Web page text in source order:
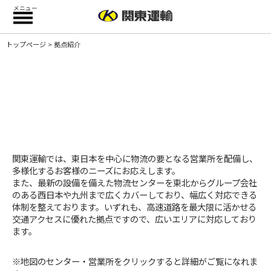
メニュー
トップページ > 拠点紹介
関東運輸では、東日本を中心に物流の要となる営業所を配備し、
多様化するお客様のニーズにお応えします。
また、最新の設備を備えた物流センターを東北からグループ会社
のある西日本や九州まで広くカバーしており、幅広く対応できる
体制を整えております。いずれも、高速道路を最大限に活かせる
交通アクセスに優れた拠点ですので、広いエリアに対応しており
ます。
※地図のセンター・営業所をクリックすると詳細がご覧になれま